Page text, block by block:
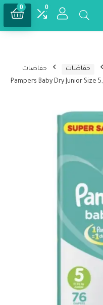
0
0
حفاضات
حفاضات
بامبرز بيبي دراي جونيور مقاس 5 ، 76 حبة – Pampers Baby Dry Junior Size 5,